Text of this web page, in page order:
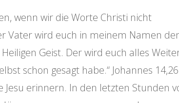
wenn wir die Worte Christi nicht
Vater wird euch in meinem Namen
Geist. Der wird euch alles
schon gesagt habe.“ Johannes 14,26
Jesu erinnern. In den letzten Stunden